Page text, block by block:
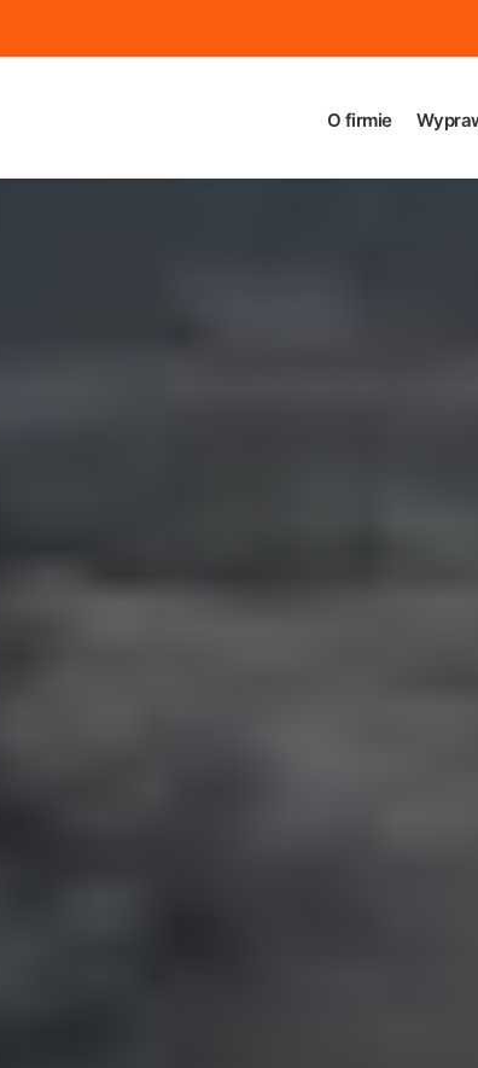
O firmie